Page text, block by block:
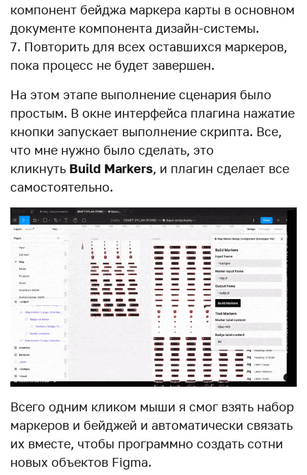
компонент бейджа маркера карты в основном
документе компонента дизайн-системы.
Повторить для всех оставшихся маркеров,
пока процесс не будет завершен.
На этом этапе выполнение сценария было
простым. В окне интерфейса плагина нажатие
кнопки запускает выполнение скрипта. Все,
что мне нужно было сделать, это
кликнуть Build Markers, и плагин сделает все
самостоятельно.
Всего одним кликом мыши я смог взять набор
маркеров и бейджей и автоматически связать
их вместе, чтобы программно создать сотни
новых объектов Figma.